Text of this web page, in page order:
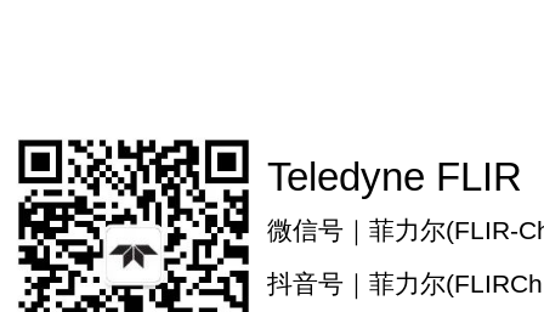
Teledyne FLIR
微信号｜菲力尔(FLIR-
抖音号｜菲力尔